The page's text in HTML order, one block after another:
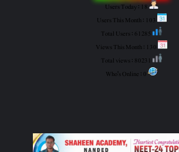
Users Today : 18